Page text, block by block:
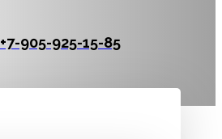
‪+7-905-925-15-85